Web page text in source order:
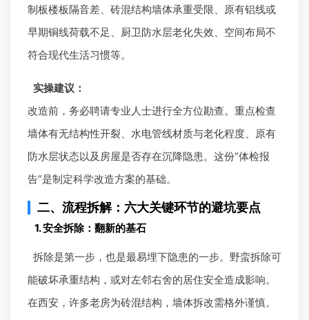
制板楼板隔音差、砖混结构墙体承重受限、原有铝线或
早期铜线荷载不足、厨卫防水层老化失效、空间布局不
符合现代生活习惯等。
实操建议：
改造前，务必聘请专业人士进行全方位勘查。重点检查
墙体有无结构性开裂、水电管线材质与老化程度、原有
防水层状态以及房屋是否存在沉降隐患。这份“体检报
告”是制定科学改造方案的基础。
二、流程拆解：六大关键环节的避坑要点
1. 安全拆除：翻新的基石
拆除是第一步，也是最易埋下隐患的一步。野蛮拆除可
能破坏承重结构，或对左邻右舍的居住安全造成影响。
在西安，许多老房为砖混结构，墙体拆改需格外谨慎。